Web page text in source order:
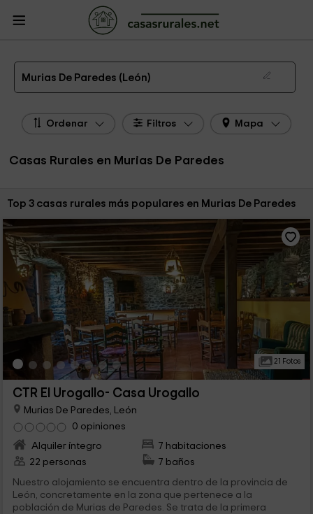
Casas Rurales
Rurales León
Casas Rurales Murias De Paredes
Las 3 mejores casas rurales en Murias De Paredes de 2026
Murias De Paredes (León)
Ordenar Filtros Mapa
Casas Rurales en Murias De Paredes
Ordenar por:
Top 3 casas rurales más populares en Murias De Paredes
21 Fotos
CTR El Urogallo- Casa Urogallo
Murias De Paredes, León
0 opiniones
Alquiler íntegro
7 habitaciones
22 personas
7 baños
Nuestro alojamiento se encuentra dentro de la provincia de
León, concretamente en la zona que pertenece a la
población de Murias de Paredes. Se trata de la primera